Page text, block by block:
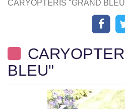
CARYOPTERIS "GRAND
BLEU"